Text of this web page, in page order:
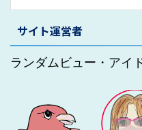
サイト運営者
ランダムビュー・アイ